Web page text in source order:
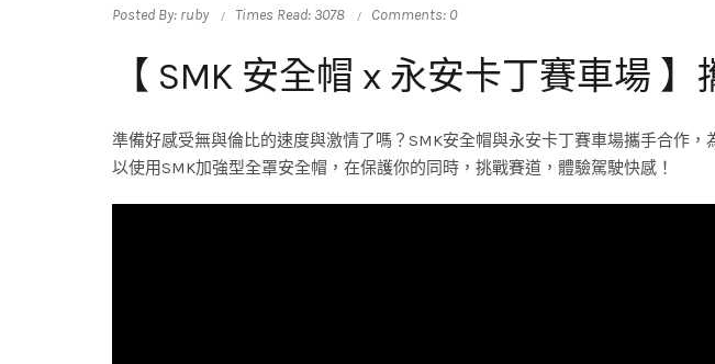
Posted By: ruby Times Read: 3078 Comments: 0
【 SMK 安全帽 x 永安卡丁賽車場
準備好感受無與倫比的速度與激情了嗎？SMK安全帽與永安卡丁賽車場攜手合作
以使用SMK加強型全罩安全帽，在保護你的同時，挑戰賽道，體驗駕駛快感！